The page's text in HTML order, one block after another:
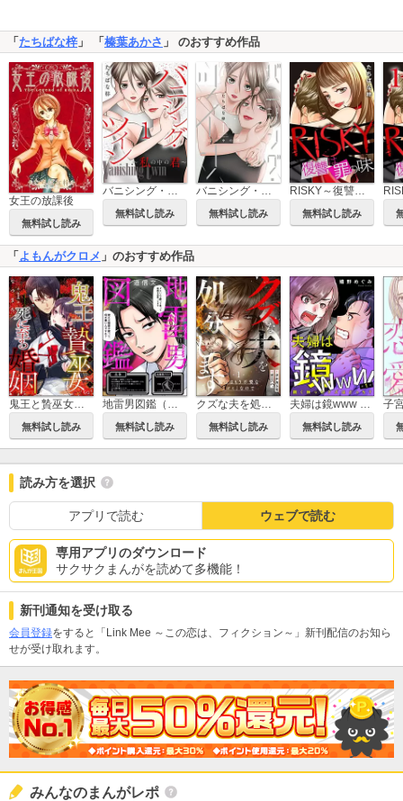
「 たちばな梓 」 「 榛葉あかさ 」 のおすすめ作品
女王の放課後
無料試し読み
バニシング・ツイン～私の中の君～
無料試し読み
バニシング・ツイン～私の中の君～【単行本版】
無料試し読み
RISKY～復讐は罪の味～【タテヨミ】
無料試し読み
「よもんがクロメ 」のおすすめ作品
鬼王と贄巫女の死に至る婚姻（分冊版）
無料試し読み
地雷男図鑑（分冊版）
無料試し読み
クズな夫を処分します ～私にはもう不要な「ゴミ」なので～（分冊版）
無料試し読み
夫婦は鏡www 醜く映ったクズはどっち？（分冊版）
無料試し読み
読み方を選択
アプリで読む ウェブで読む
専用アプリのダウンロード
サクサクまんがを読めて多機能！
新刊通知を受け取る
会員登録をすると「Link Mee ～この恋は、フィクション～」新刊配信のお知ら
せが受け取れます。
みんなのまんがレポ